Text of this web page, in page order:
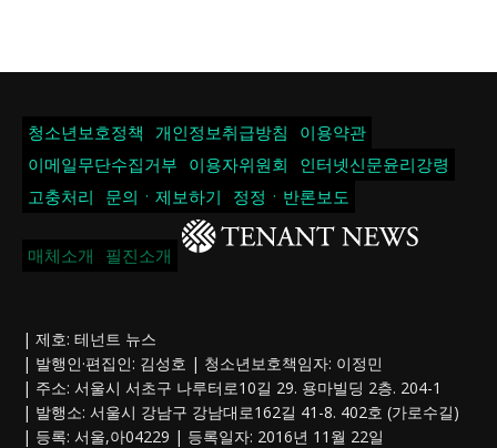
청소년보호정책 개인정보취급방침
이용약관
이메일무단수집거부
이용자위원회
인터넷신문윤리강령
고충처리
문의ㆍ제보하기 정정ㆍ반론보도
매체소개 필진소개
| 제호: 테넌트 뉴스
| 발행인·편집인: 김성호 | 청소년보호책임자: 이정민
| 주소: 서울시 서초구 나루터로10길 29. 용마빌딩 2층. 204-1
| 발행소: 서울시 강남구 강남대로162길 41-8. 402호 (가로수길)
| 등록: 서울,아04229 | 등록일자: 2016년 11월 22일